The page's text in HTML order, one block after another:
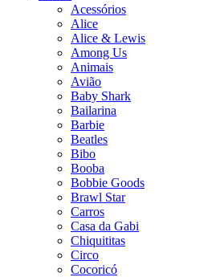
Acessórios
Alice
Alice & Lewis
Among Us
Animais
Avião
Baby Shark
Bailarina
Barbie
Beatles
Bibo
Booba
Bobbie Goods
Brawl Star
Carros
Casa da Gabi
Chiquititas
Circo
Cocoricó